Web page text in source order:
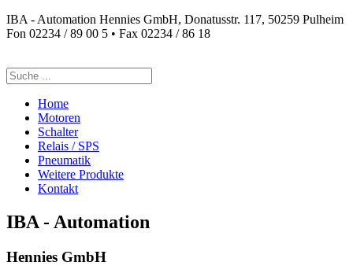
IBA - Automation Hennies GmbH, Donatusstr. 117, 50259 Pulheim
Fon 02234 / 89 00 5 • Fax 02234 / 86 18
Suchen
nach:
Home
Motoren
Schalter
Relais / SPS
Pneumatik
Weitere Produkte
Kontakt
IBA - Automation
Hennies GmbH